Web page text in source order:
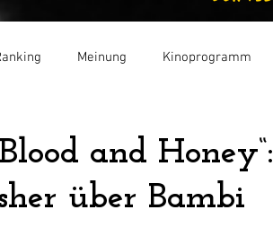
Meinung Kinoprogramm
and Honey“:
über Bambi